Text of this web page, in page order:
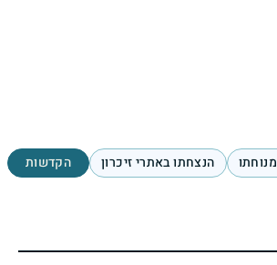
הנצחתו באתרי זיכרון הקדשות